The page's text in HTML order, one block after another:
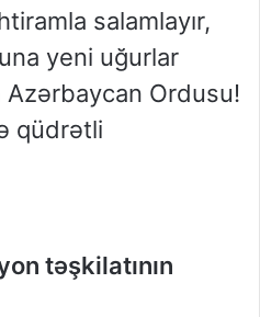
salamlayır,
yeni uğurlar
Azərbaycan Ordusu!
qüdrətli
təşkilatının